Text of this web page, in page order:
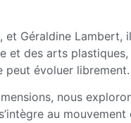
et Géraldine Lambert,
et des arts
peut évoluer librement.
nous
au mouvement